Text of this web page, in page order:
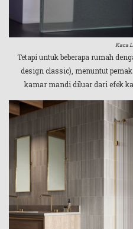
Kaca
Tetapi untuk beberapa rumah
design classic), menuntut
kamar mandi diluar dari efek